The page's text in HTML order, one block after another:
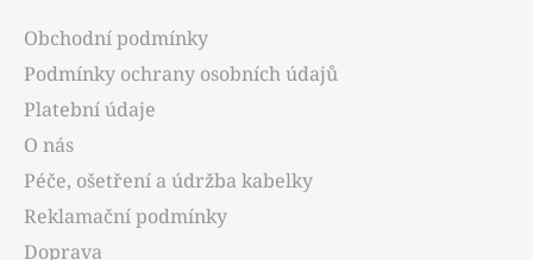
Obchodní podmínky
Podmínky ochrany osobních údajů
Platební údaje
O nás
Péče, ošetření a údržba kabelky
Reklamační podmínky
Doprava